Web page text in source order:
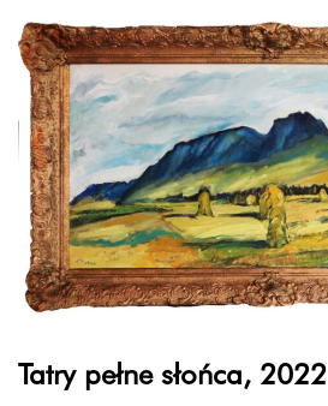
Tatry pełne słońca, 2022